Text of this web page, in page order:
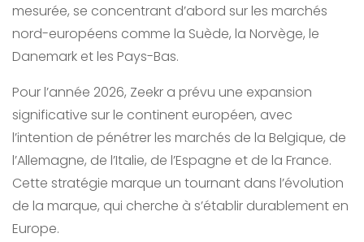
mesurée, se concentrant d’abord sur les marchés
nord-européens comme la Suède, la Norvège, le
Danemark et les Pays-Bas.
Pour l’année 2026, Zeekr a prévu une expansion
significative sur le continent européen, avec
l’intention de pénétrer les marchés de la Belgique, de
l’Allemagne, de l’Italie, de l’Espagne et de la France.
Cette stratégie marque un tournant dans l’évolution
de la marque, qui cherche à s’établir durablement en
Europe.